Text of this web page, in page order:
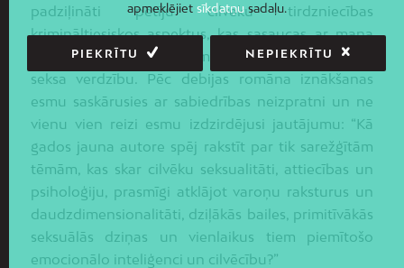
padziļināti pētīju cilvēku tirdzniecības
krimināltiesiskos aspektus, kas sasaucas ar mana
otrā romāna sižeta vadmotīviem: prostitūciju un
seksa verdzību. Pēc debijas romāna iznākšanas
esmu saskārusies ar sabiedrības neizpratni un ne
vienu vien reizi esmu izdzirdējusi jautājumu: “Kā
gados jauna autore spēj rakstīt par tik sarežģītām
tēmām, kas skar cilvēku seksualitāti, attiecības un
psiholoģiju, prasmīgi atklājot varoņu raksturus un
daudzdimensionalitāti, dziļākās bailes, primitīvākās
seksuālās dziņas un vienlaikus tiem piemītošo
emocionālo inteliģenci un cilvēcību?”
apmeklējiet sīkdatņusadaļu.
PIEKRĪTU NEPIEKRĪTU